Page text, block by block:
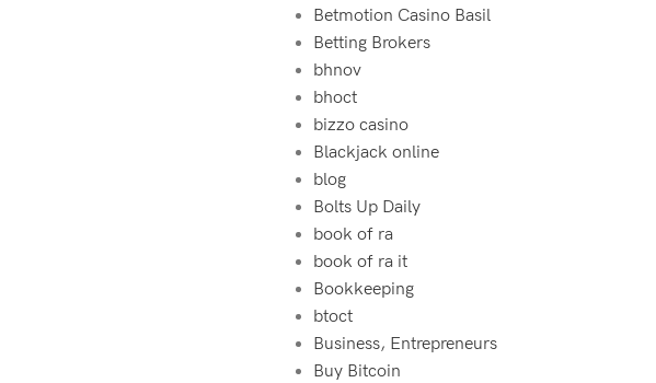
Betmotion Casino Basil
Betting Brokers
bhnov
bhoct
bizzo casino
Blackjack online
blog
Bolts Up Daily
book of ra
book of ra it
Bookkeeping
btoct
Business, Entrepreneurs
Buy Bitcoin